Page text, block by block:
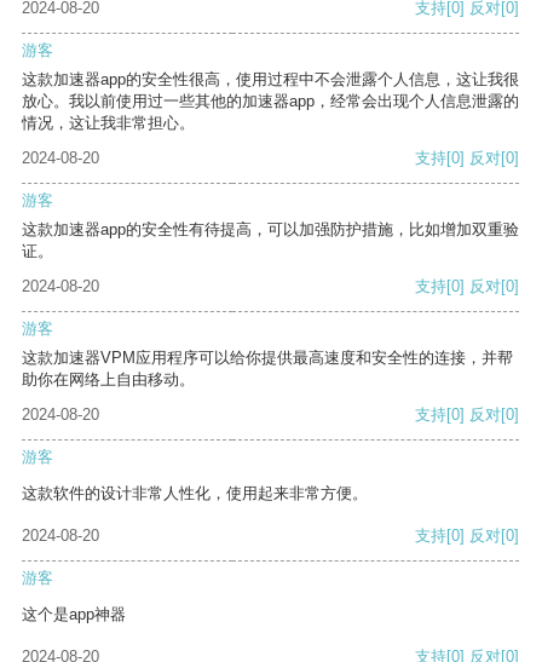
2024-08-20 支持[0] 反对[0]
游客
这款加速器app的安全性很高，使用过程中不会泄露个人信息，这让我很
放心。我以前使用过一些其他的加速器app，经常会出现个人信息泄露的
情况，这让我非常担心。
2024-08-20
支持[0] 反对[0]
游客
这款加速器app的安全性有待提高，可以加强防护措施，比如增加双重验
证。
2024-08-20
支持[0] 反对[0]
游客
这款加速器VPM应用程序可以给你提供最高速度和安全性的连接，并帮
助你在网络上自由移动。
2024-08-20
支持[0] 反对[0]
游客
这款软件的设计非常人性化，使用起来非常方便。
2024-08-20 支持[0] 反对[0]
游客
这个是app神器
2024-08-20 支持[0] 反对[0]